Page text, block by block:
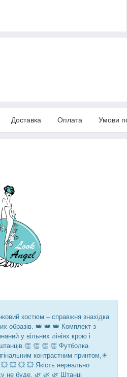
Доставка Оплата Умови
костюм – справжня знахідка
образів. 👑 👑 👑 Комплект з
у вільних лініях крою і
👏 👏 👏 Футболка
контрастним принтом,☀
💥 💥 💥 Якість нереально
не буде. 🌿 🌿 🌿 Штанці